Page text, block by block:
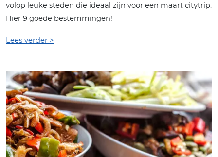
volop leuke steden die ideaal zijn voor een maart citytrip.
Hier 9 goede bestemmingen!
Lees verder >